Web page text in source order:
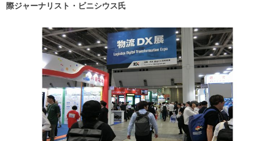
際ジャーナリスト・ビニシウス氏